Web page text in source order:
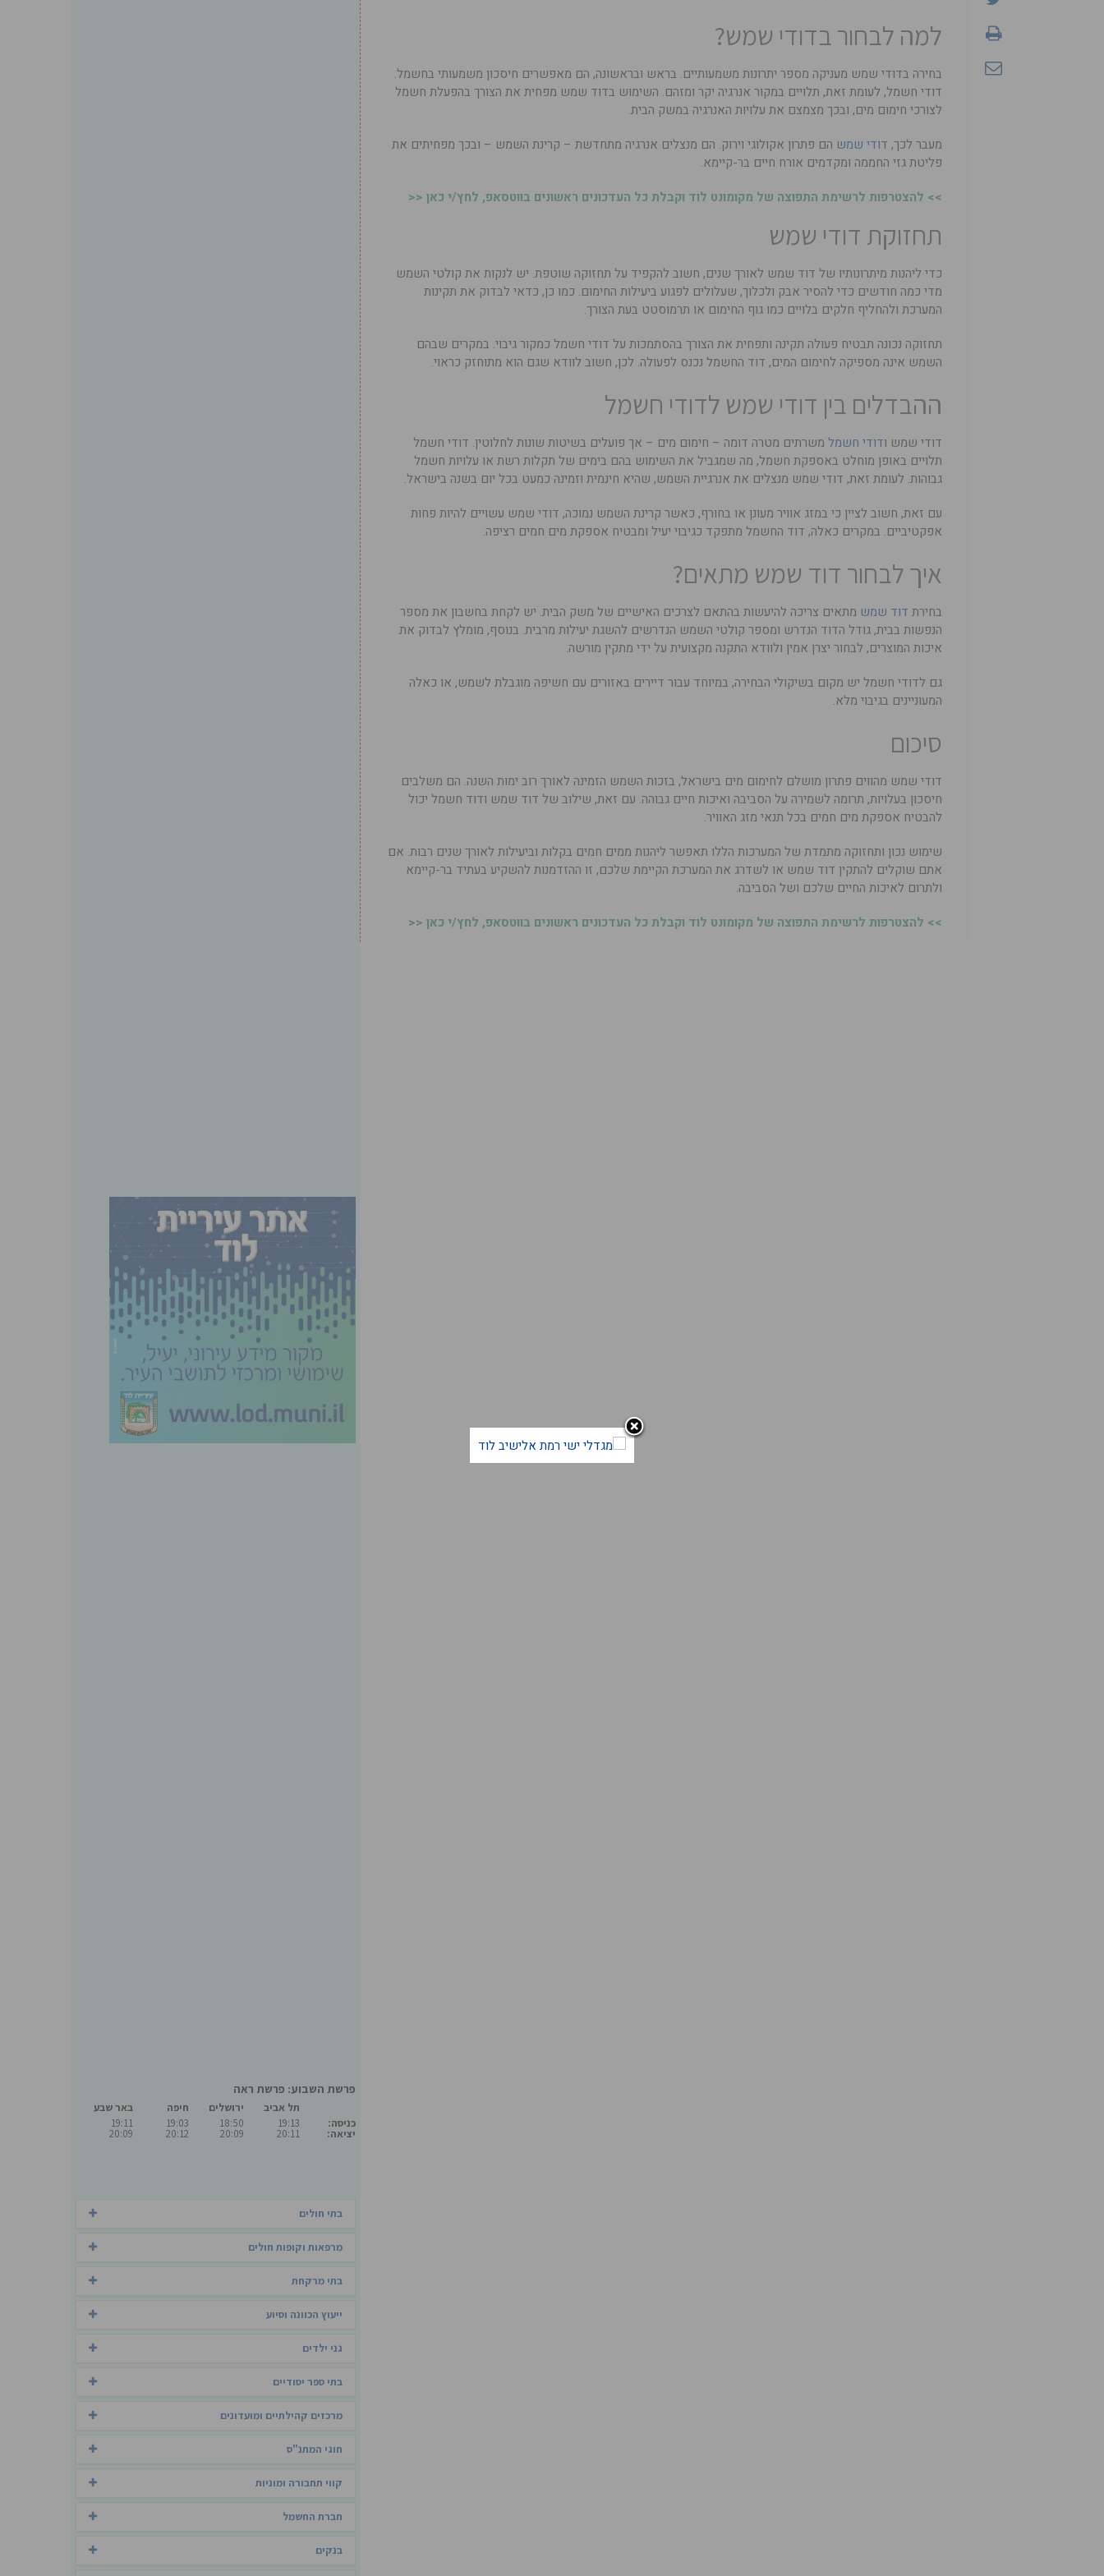
למה לבחור בדודי שמש?
בחירה בדודי שמש מעניקה מספר יתרונות משמעותיים. בראש ובראשונה, הם מאפשרים חיסכון משמעותי בחשמל.
דודי חשמל, לעומת זאת, תלויים במקור אנרגיה יקר ומזהם. השימוש בדוד שמש מפחית את הצורך בהפעלת חשמל
לצורכי חימום מים, ובכך מצמצם את עלויות האנרגיה במשק הבית.
מעבר לכך, דודי שמש הם פתרון אקולוגי וירוק. הם מנצלים אנרגיה מתחדשת – קרינת השמש – ובכך מפחיתים את
פליטת גזי החממה ומקדמים אורח חיים בר-קיימא.
>> להצטרפות לרשימת התפוצה של מקומונט לוד וקבלת כל העדכונים ראשונים בווטסאפ, לחץ/י כאן <<
תחזוקת דודי שמש
כדי ליהנות מיתרונותיו של דוד שמש לאורך שנים, חשוב להקפיד על תחזוקה שוטפת. יש לנקות את קולטי השמש
מדי כמה חודשים כדי להסיר אבק ולכלוך, שעלולים לפגוע ביעילות החימום. כמו כן, כדאי לבדוק את תקינות
המערכת ולהחליף חלקים בלויים כמו גוף החימום או תרמוסטט בעת הצורך.
תחזוקה נכונה תבטיח פעולה תקינה ותפחית את הצורך בהסתמכות על דודי חשמל כמקור גיבוי. במקרים שבהם
השמש אינה מספיקה לחימום המים, דוד החשמל נכנס לפעולה. לכן, חשוב לוודא שגם הוא מתוחזק כראוי.
ההבדלים בין דודי שמש לדודי חשמל
דודי שמש ודודי חשמל משרתים מטרה דומה – חימום מים – אך פועלים בשיטות שונות לחלוטין. דודי חשמל
תלויים באופן מוחלט באספקת חשמל, מה שמגביל את השימוש בהם בימים של תקלות רשת או עלויות חשמל
גבוהות. לעומת זאת, דודי שמש מנצלים את אנרגיית השמש, שהיא חינמית וזמינה כמעט בכל יום בשנה בישראל.
עם זאת, חשוב לציין כי במזג אוויר מעונן או בחורף, כאשר קרינת השמש נמוכה, דודי שמש עשויים להיות פחות
אפקטיביים. במקרים כאלה, דוד החשמל מתפקד כגיבוי יעיל ומבטיח אספקת מים חמים רציפה.
איך לבחור דוד שמש מתאים?
בחירת דוד שמש מתאים צריכה להיעשות בהתאם לצרכים האישיים של משק הבית. יש לקחת בחשבון את מספר
הנפשות בבית, גודל הדוד הנדרש ומספר קולטי השמש הנדרשים להשגת יעילות מרבית. בנוסף, מומלץ לבדוק את
איכות המוצרים, לבחור יצרן אמין ולוודא התקנה מקצועית על ידי מתקין מורשה.
גם לדודי חשמל יש מקום בשיקולי הבחירה, במיוחד עבור דיירים באזורים עם חשיפה מוגבלת לשמש, או כאלה
המעוניינים בגיבוי מלא.
סיכום
דודי שמש מהווים פתרון מושלם לחימום מים בישראל, בזכות השמש הזמינה לאורך רוב ימות השנה. הם משלבים
חיסכון בעלויות, תרומה לשמירה על הסביבה ואיכות חיים גבוהה. עם זאת, שילוב של דוד שמש ודוד חשמל יכול
להבטיח אספקת מים חמים בכל תנאי מזג האוויר.
שימוש נכון ותחזוקה מתמדת של המערכות הללו תאפשר ליהנות ממים חמים בקלות וביעילות לאורך שנים רבות. אם
אתם שוקלים להתקין דוד שמש או לשדרג את המערכת הקיימת שלכם, זו ההזדמנות להשקיע בעתיד בר-קיימא
ולתרום לאיכות החיים שלכם ושל הסביבה.
>> להצטרפות לרשימת התפוצה של מקומונט לוד וקבלת כל העדכונים ראשונים בווטסאפ, לחץ/י כאן <<
פרשת השבוע: פרשת ראה
כניסה:
יציאה:
תל אביב
19:13
20:11
ירושלים
18:50
20:09
חיפה
19:03
20:12
באר שבע
19:11
20:09
בתי חולים
מרפאות וקופות חולים
בתי מרקחת
ייעוץ הכוונה וסיוע
גני ילדים
בתי ספר יסודיים
מרכזים קהילתיים ומועדונים
חוגי המתנ"ס
קווי תחבורה ומוניות
חברת החשמל
בנקים